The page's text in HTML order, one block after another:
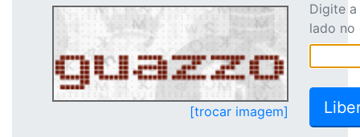
[trocar imagem]
Digite
lado no